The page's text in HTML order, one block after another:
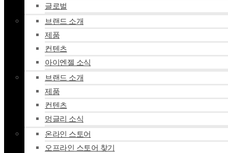
글로벌
브랜드 소개
제품
컨텐츠
아이엔젤 소식
브랜드 소개
제품
컨텐츠
멍글리 소식
온라인 스토어
오프라인 스토어 찾기